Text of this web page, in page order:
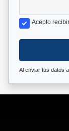
Acepto
Al enviar tus datos